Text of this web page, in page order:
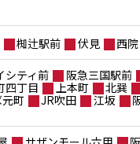
椥辻駅前 伏見 西院
シティ前 阪急三国駅前
四丁目 上本町 北巽
町 JR吹田 江坂